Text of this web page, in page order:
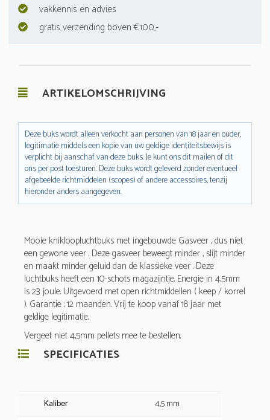
vakkennis en advies
gratis verzending boven €100,-
ARTIKELOMSCHRIJVING
Deze buks wordt alleen verkocht aan personen van 18 jaar en ouder,
legitimatie middels een kopie van uw geldige identiteitsbewijs is
verplicht bij aanschaf van deze buks. Je kunt ons dit mailen of dit
ons per post toesturen. Deze buks wordt geleverd zonder eventueel
afgebeelde richtmiddelen (scopes) of andere accessoires, tenzij
hieronder anders aangegeven.
Mooie knikloopluchtbuks met ingebouwde Gasveer , dus niet
een gewone veer . Deze gasveer beweegt minder , slijt minder
en maakt minder geluid dan de klassieke veer . Deze
luchtbuks heeft een 10-schots magazijntje. Energie in 4,5mm
is 23 joule. Uitgevoerd met open richtmiddellen ( keep / korrel
). Garantie ; 12 maanden. Vrij te koop vanaf 18 jaar met
geldige legitimatie.
Vergeet niet 4,5mm pellets mee te bestellen.
SPECIFICATIES
Kaliber 4,5 mm